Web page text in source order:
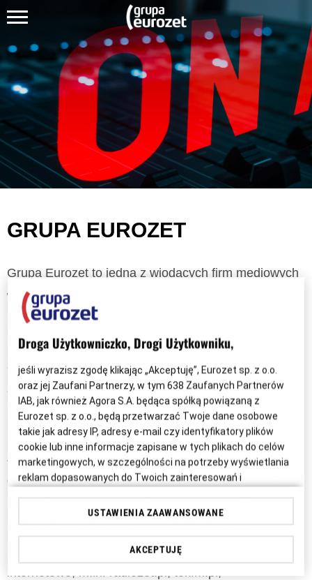
GRUPA EUROZET
Grupa Eurozet to jedna z wiodących firm mediowych
w Polsce, zajmująca się produkcją i nadawaniem
programów radiowych, sprzedażą czasu
reklamowego, działalnością brokerską dla stacji i
serwisów internetowych, a także tworzeniem i
zarządzaniem serwisami internetowymi. Istnieje od
1993 roku, choć historia jej powstania sięga jeszcze
1990 roku, w którym rozpoczęło nadawanie Radio
ZET. Obecnie w skład Grupy Eurozet wchodzi
dziewięć rozgłośni: Radio ZET, TOK FM, Radio Złote
Meloradio, Radio KISS FM i Chillizet; serwis
muzyczno-podcastowy Tuba oraz serwisy
internetowe, m.in. radiozet.pl, tokfm.pl,
Droga Użytkowniczko, Drogi Użytkowniku,
jeśli wyrazisz zgodę klikając „Akceptuję”, Eurozet sp. z o.o.
oraz jej Zaufani Partnerzy, w tym638 Zaufanych Partnerów
IAB, jak również Agora S.A. będąca spółką powiązaną z
Eurozet sp. z o.o., będą przetwarzać Twoje dane osobowe
takie jak adresy IP, adresy e-mail czy identyfikatory plików
cookie lub inne informacje zapisane w tych plikach do celów
marketingowych, w szczególności na potrzeby wyświetlania
reklam dopasowanych do Twoich zainteresowań i
personalizacji treści w nich wyświetlanych. Wyrażenie zgody
jest dobrowolne. Jeśli nie chcesz wyrazić zgody, chcesz
ograniczyć jej zakres lub chcesz wycofać zgodę uprzednio
udzieloną przejdź do „Ustawień Zaawansowanych”.
USTAWIENIA ZAAWANSOWANE
AKCEPTUJĘ